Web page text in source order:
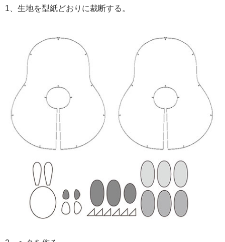
1、生地を型紙どおりに裁断する。